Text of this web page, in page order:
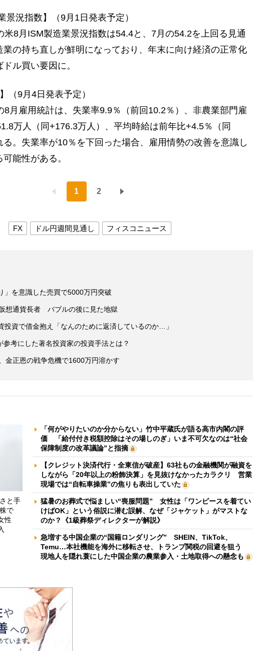
景況指数】（9月1日発表予定）
8月ISM製造業景況指数は54.4と、7月の54.2を上回る見通
業の持ち直しが鮮明になっており、年末に向け経済の正常化
ル買い要因に。
（9月4日発表予定）
月雇用統計は、失業率9.9％（前回10.2％）、非農業部門雇
万人（同+176.3万人）、平均時給は前年比+4.5％（同
。失業率が10％を下回った場合、雇用情勢の改善を意識し
能性がある。
1 2
FX ドル円週間見通し フィスコニュース
を意識した売買で5000万円突破
想通貨長者 バブルの後に見た地獄
投資で借金抱え「なんのために返済しているのか…」
参考にした著名投資家の投資手法とは？
金正恩の戦争危機で1600万円溶かす
と手
で
性
「何がやりたいのか分からない」竹中平蔵氏が語る高市内閣の評
価 「給付付き税額控除はその場しのぎ」いま不可欠なのは“社会
保障制度の改革議論”と指摘
【クレジット決済代行・全東信が破産】63社もの金融機関が融資を
しながら「20年以上の粉飾決算」を見抜けなかったカラクリ 営業
現場では“自転車操業”の焦りも表出していた
猛暑のお葬式で悩ましい“喪服問題” 女性は「ワンピースを着てい
けばOK」という俗説に潜む誤解、なぜ「ジャケット」がマストな
のか？《1級葬祭ディレクターが解説》
急増する中国企業の“国籍ロンダリング” SHEIN、TikTok、
Temu…本社機能を海外に移転させ、トランプ関税の回避を狙う
現地人を隠れ蓑にした中国企業の農業参入・土地取得への懸念も